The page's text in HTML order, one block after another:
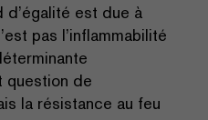
est due à
pas l’inflammabilité
question de
la résistance au feu